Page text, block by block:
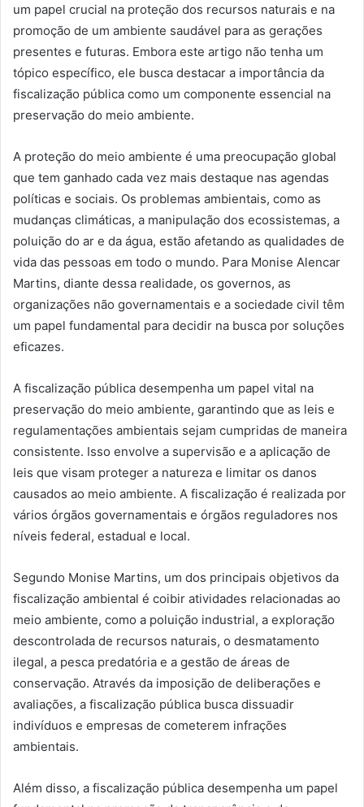
um papel crucial na proteção dos recursos naturais e na
promoção de um ambiente saudável para as gerações
presentes e futuras. Embora este artigo não tenha um
tópico específico, ele busca destacar a importância da
fiscalização pública como um componente essencial na
preservação do meio ambiente.
A proteção do meio ambiente é uma preocupação global
que tem ganhado cada vez mais destaque nas agendas
políticas e sociais. Os problemas ambientais, como as
mudanças climáticas, a manipulação dos ecossistemas, a
poluição do ar e da água, estão afetando as qualidades de
vida das pessoas em todo o mundo. Para Monise Alencar
Martins, diante dessa realidade, os governos, as
organizações não governamentais e a sociedade civil têm
um papel fundamental para decidir na busca por soluções
eficazes.
A fiscalização pública desempenha um papel vital na
preservação do meio ambiente, garantindo que as leis e
regulamentações ambientais sejam cumpridas de maneira
consistente. Isso envolve a supervisão e a aplicação de
leis que visam proteger a natureza e limitar os danos
causados ​​ao meio ambiente. A fiscalização é realizada por
vários órgãos governamentais e órgãos reguladores nos
níveis federal, estadual e local.
Segundo Monise Martins, um dos principais objetivos da
fiscalização ambiental é coibir atividades relacionadas ao
meio ambiente, como a poluição industrial, a exploração
descontrolada de recursos naturais, o desmatamento
ilegal, a pesca predatória e a gestão de áreas de
conservação. Através da imposição de deliberações e
avaliações, a fiscalização pública busca dissuadir
indivíduos e empresas de cometerem infrações
ambientais.
Além disso, a fiscalização pública desempenha um papel